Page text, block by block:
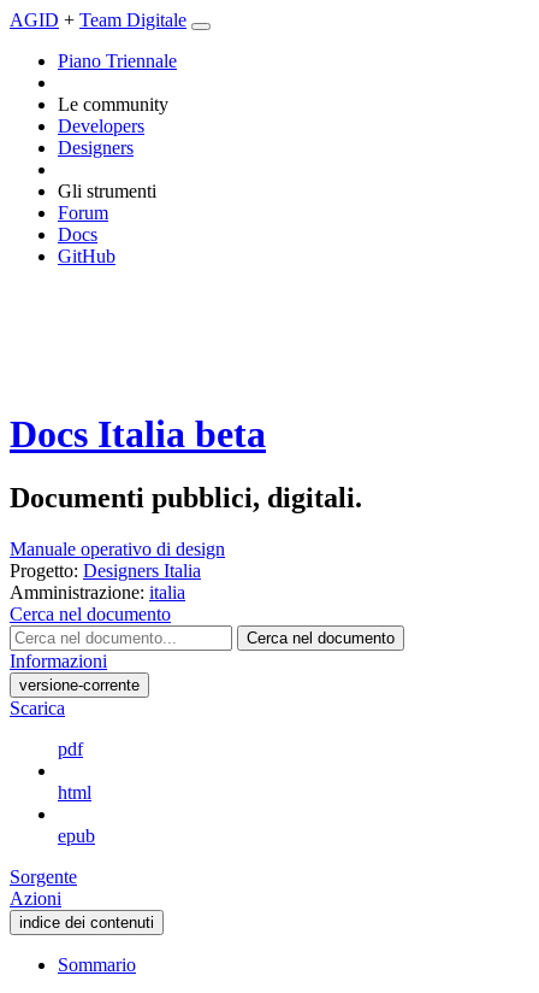
AGID + Team Digitale
Piano Triennale
Le community
Developers
Designers
Gli strumenti
Forum
Docs
GitHub
Docs Italia beta
Documenti pubblici, digitali.
Manuale operativo di design
Progetto: Designers Italia
Amministrazione: italia
Cerca nel documento
Cerca nel documento
Informazioni
versione-corrente
Scarica
pdf
html
epub
Sorgente
Azioni
indice dei contenuti
Sommario